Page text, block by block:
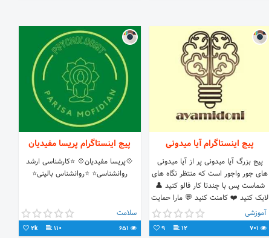
پیج اینستاگرام آیا میدونی
پیج بزرگ آیا میدونی پر از آیا میدونی
های جور واجور است که منتظر نگاه های
شماست پس با چندتا کار فالو کنید 👤
لایک کنید ❤️ کامنت کنید 💬 مارا حمایت
کنید
آموزشی
701
12
9
پیج اینستاگرام پریسا مفیدیان
💠پریسا مفیدیان💠 ⭐کارشناسی ارشد
روانشناسی⭐ ⭐روانشناس بالینی⭐
سلامت
110
2k